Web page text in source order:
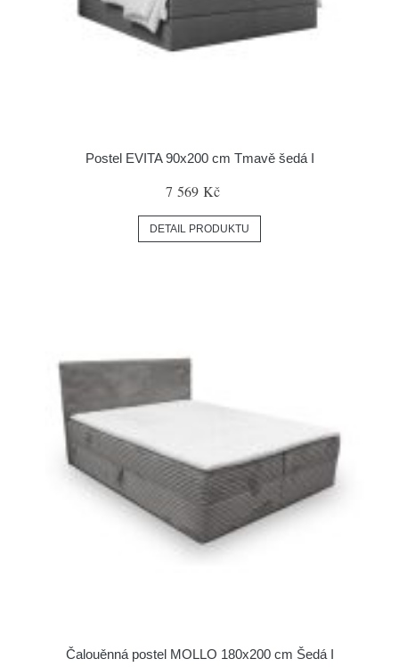
Postel EVITA 90x200 cm Tmavě šedá I
7 569 Kč
DETAIL PRODUKTU
Čalouěnná postel MOLLO 180x200 cm Šedá I